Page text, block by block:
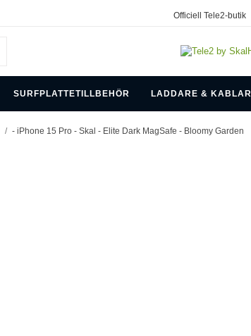
Officiell Tele2-butik
SURFPLATTETILLBEHÖR LADDARE & KABLAR
/ - iPhone 15 Pro - Skal - Elite Dark MagSafe - Bloomy Garden